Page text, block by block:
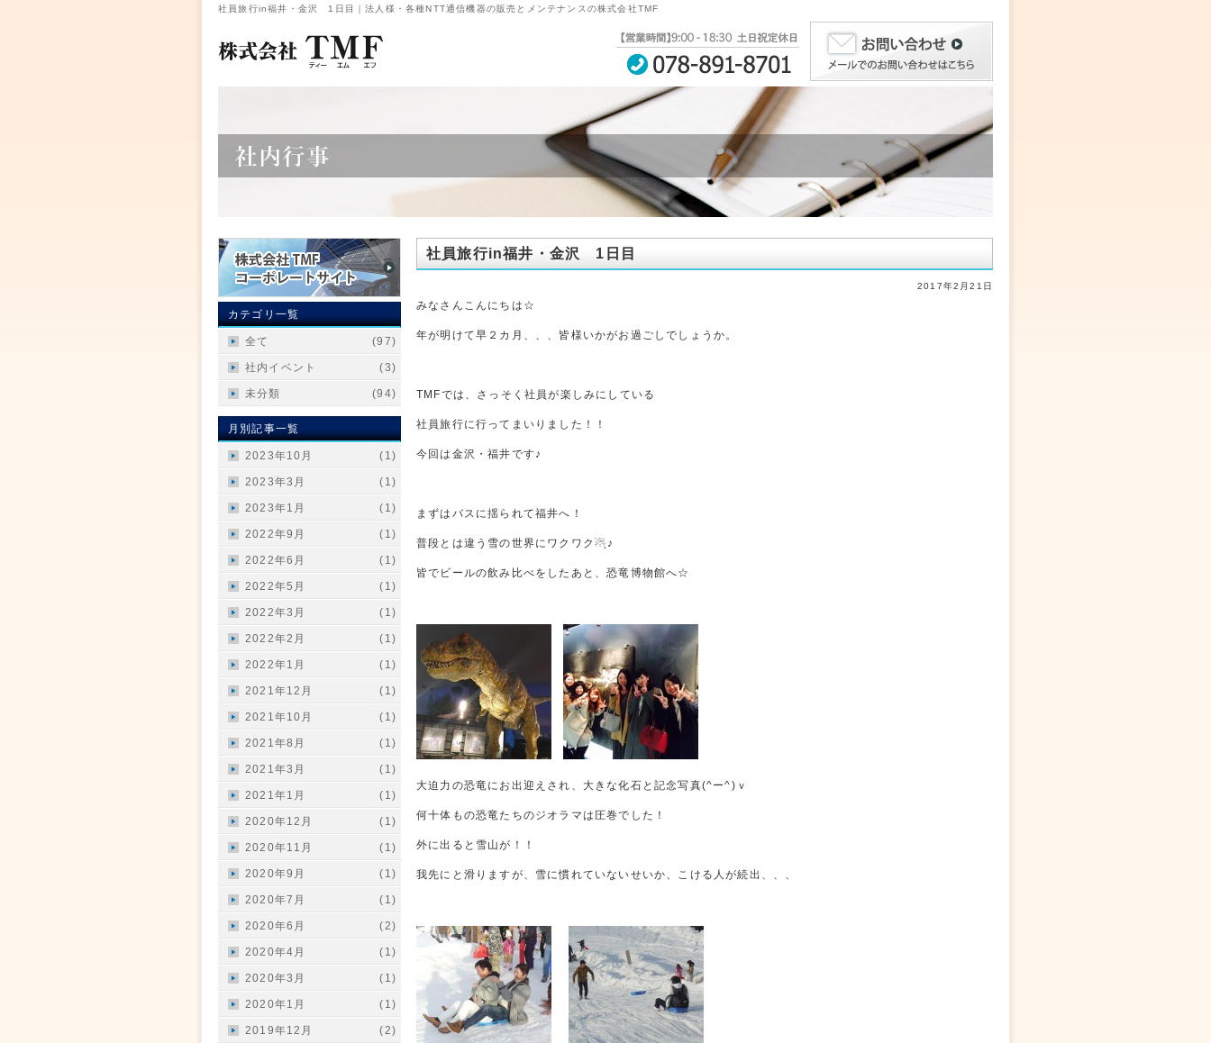
社員旅行in福井・金沢 1日目｜法人様・各種NTT通信機器の販売とメンテナンスの株式会社TMF
社員旅行in福井・金沢 1日目
2017年2月21日
みなさんこんにちは☆
年が明けて早２カ月、、、皆様いかがお過ごしでしょうか。
TMFでは、さっそく社員が楽しみにしている
社員旅行に行ってまいりました！！
今回は金沢・福井です♪
まずはバスに揺られて福井へ！
普段とは違う雪の世界にワクワク☃ฺ♪
皆でビールの飲み比べをしたあと、恐竜博物館へ☆
大迫力の恐竜にお出迎えされ、大きな化石と記念写真(^ー^)ｖ
何十体もの恐竜たちのジオラマは圧巻でした！
外に出ると雪山が！！
我先にと滑りますが、雪に慣れていないせいか、こける人が続出、、、
カテゴリ一覧
全て (97)
社内イベント (3)
未分類 (94)
月別記事一覧
2023年10月 (1)
2023年3月 (1)
2023年1月 (1)
2022年9月 (1)
2022年6月 (1)
2022年5月 (1)
2022年3月 (1)
2022年2月 (1)
2022年1月 (1)
2021年12月 (1)
2021年10月 (1)
2021年8月 (1)
2021年3月 (1)
2021年1月 (1)
2020年12月 (1)
2020年11月 (1)
2020年9月 (1)
2020年7月 (1)
2020年6月 (2)
2020年4月 (1)
2020年3月 (1)
2020年1月 (1)
2019年12月 (2)